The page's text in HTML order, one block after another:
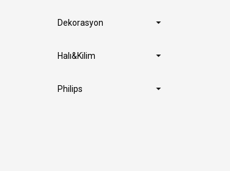
Dekorasyon
Halı&Kilim
Philips